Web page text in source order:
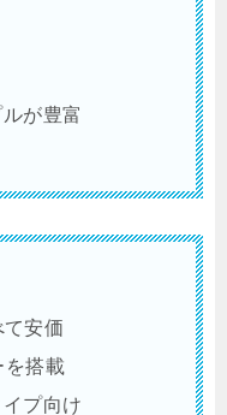
が豊富
安価
搭載
プ向け